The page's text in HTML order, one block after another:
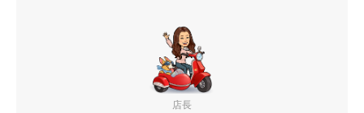
店長